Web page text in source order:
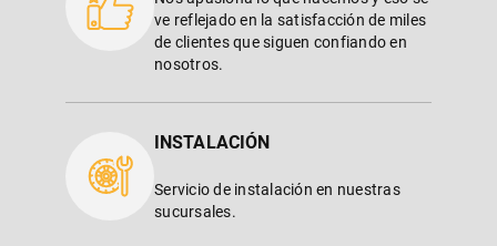
ve reflejado en la satisfacción de miles
de clientes que siguen confiando en
nosotros.
INSTALACIÓN
Servicio de instalación en nuestras
sucursales.